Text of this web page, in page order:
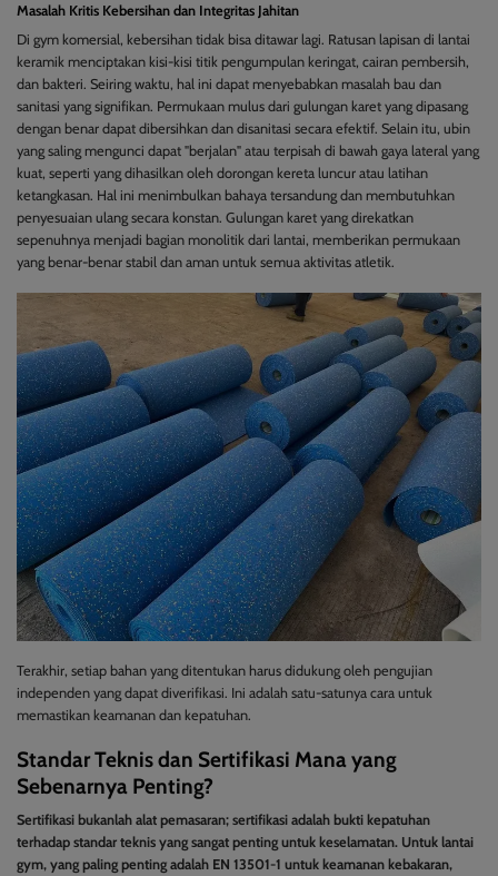
Masalah Kritis Kebersihan dan Integritas Jahitan
Di gym komersial, kebersihan tidak bisa ditawar lagi. Ratusan lapisan di lantai
keramik menciptakan kisi-kisi titik pengumpulan keringat, cairan pembersih,
dan bakteri. Seiring waktu, hal ini dapat menyebabkan masalah bau dan
sanitasi yang signifikan. Permukaan mulus dari gulungan karet yang dipasang
dengan benar dapat dibersihkan dan disanitasi secara efektif. Selain itu, ubin
yang saling mengunci dapat "berjalan" atau terpisah di bawah gaya lateral yang
kuat, seperti yang dihasilkan oleh dorongan kereta luncur atau latihan
ketangkasan. Hal ini menimbulkan bahaya tersandung dan membutuhkan
penyesuaian ulang secara konstan. Gulungan karet yang direkatkan
sepenuhnya menjadi bagian monolitik dari lantai, memberikan permukaan
yang benar-benar stabil dan aman untuk semua aktivitas atletik.
Terakhir, setiap bahan yang ditentukan harus didukung oleh pengujian
independen yang dapat diverifikasi. Ini adalah satu-satunya cara untuk
memastikan keamanan dan kepatuhan.
Standar Teknis dan Sertifikasi Mana yang
Sebenarnya Penting?
Sertifikasi bukanlah alat pemasaran; sertifikasi adalah bukti kepatuhan
terhadap standar teknis yang sangat penting untuk keselamatan. Untuk lantai
gym, yang paling penting adalah EN 13501-1 untuk keamanan kebakaran,